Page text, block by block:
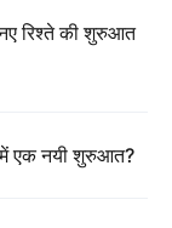
रिश्ते की शुरुआत
में एक नयी शुरुआत?